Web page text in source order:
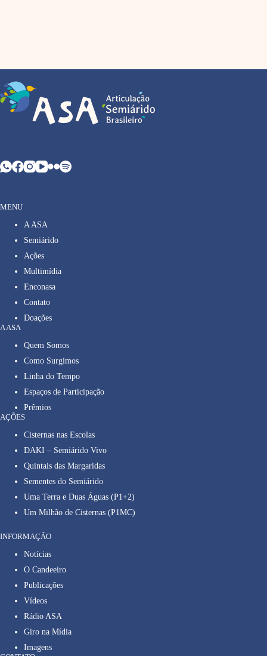
MENU
A ASA
Semiárido
Ações
Multimídia
Enconasa
Contato
Doações
A ASA
Quem Somos
Como Surgimos
Linha do Tempo
Espaços de Participação
Prêmios
AÇÕES
Cisternas nas Escolas
DAKI – Semiárido Vivo
Quintais das Margaridas
Sementes do Semiárido
Uma Terra e Duas Águas (P1+2)
Um Milhão de Cisternas (P1MC)
INFORMAÇÃO
Notícias
O Candeeiro
Publicações
Vídeos
Rádio ASA
Giro na Mídia
Imagens